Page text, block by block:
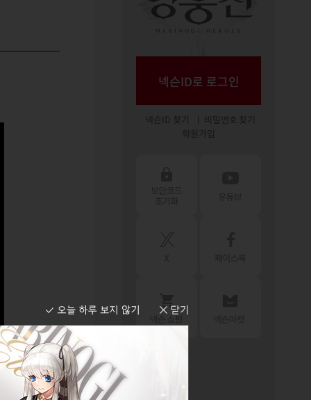
넥슨ID로 로그인
넥슨ID 찾기
비밀번호 찾기
회원가입